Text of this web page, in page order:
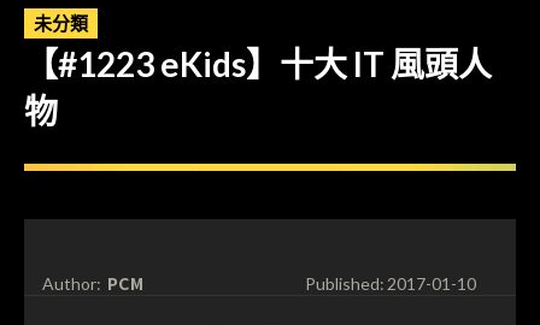
未分類
【#1223 eKids】十大 IT 風頭人
物
Author: PCM Published:2017-01-10